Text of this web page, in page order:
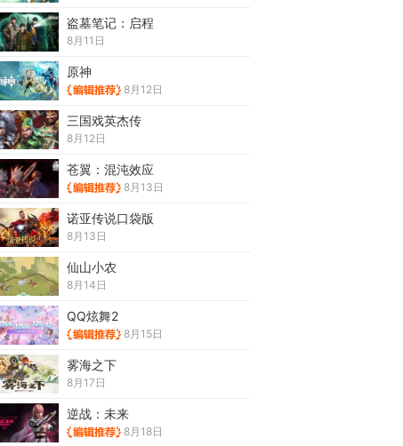
盗墓笔记：启程
8月11日
原神
8月12日
三国戏英杰传
8月12日
苍翼：混沌效应
8月13日
诺亚传说口袋版
8月13日
仙山小农
8月14日
QQ炫舞2
8月15日
雾海之下
8月17日
逆战：未来
8月18日